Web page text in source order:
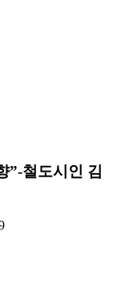
”-철도시인 김